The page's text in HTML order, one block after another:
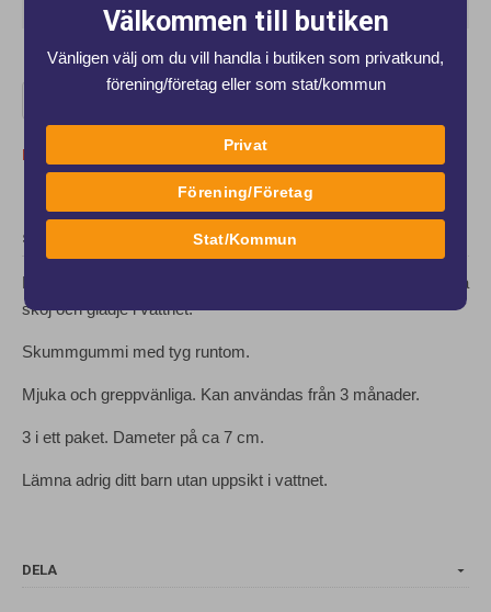
119 kr Ord. Pris (198 kr)
Kampanj
SPECIFIKATION
K8701 Flytande simleksaker från Zoggs. Perfekta för att skapa
skoj och glädje i vattnet.
Skummgummi med tyg runtom.
Mjuka och greppvänliga. Kan användas från 3 månader.
3 i ett paket. Dameter på ca 7 cm.
Lämna adrig ditt barn utan uppsikt i vattnet.
DELA
Välkommen till butiken
Vänligen välj om du vill handla i butiken som privatkund,
förening/företag eller som stat/kommun
Privat
Förening/Företag
Stat/Kommun